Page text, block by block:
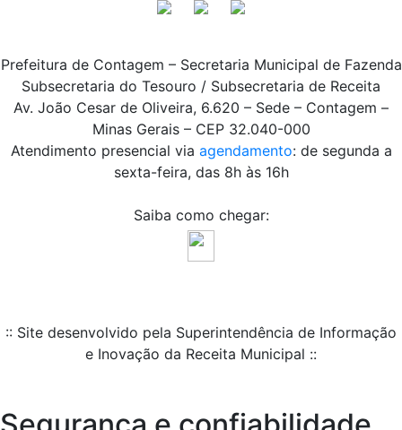
Prefeitura de Contagem – Secretaria Municipal de Fazenda
Subsecretaria do Tesouro / Subsecretaria de Receita
Av. João Cesar de Oliveira, 6.620 – Sede – Contagem –
Minas Gerais – CEP 32.040-000
Atendimento presencial via agendamento: de segunda a
sexta-feira, das 8h às 16h
Saiba como chegar:
:: Site desenvolvido pela Superintendência de Informação
e Inovação da Receita Municipal ::